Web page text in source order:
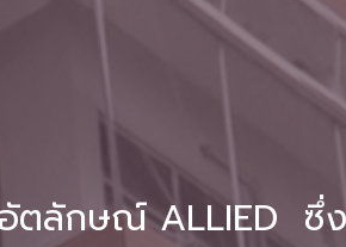
ตลักษณ์ ALLIED ซึ่ง